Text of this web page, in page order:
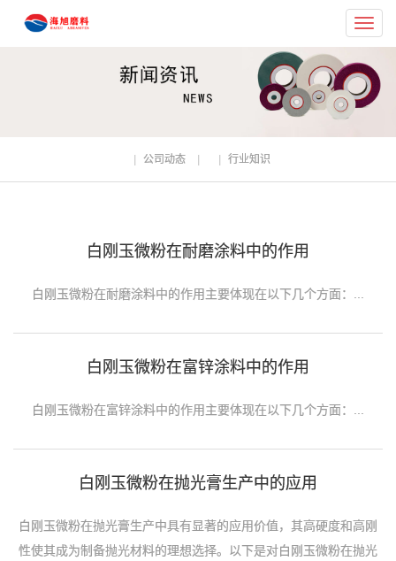
公司动态 行业知识
白刚玉微粉在耐磨涂料中的作用
白刚玉微粉在耐磨涂料中的作用主要体现在以下几个方面：...
白刚玉微粉在富锌涂料中的作用
白刚玉微粉在富锌涂料中的作用主要体现在以下几个方面：...
白刚玉微粉在抛光膏生产中的应用
白刚玉微粉在抛光膏生产中具有显著的应用价值，其高硬度和高刚
性使其成为制备抛光材料的理想选择。以下是对白刚玉微粉在抛光